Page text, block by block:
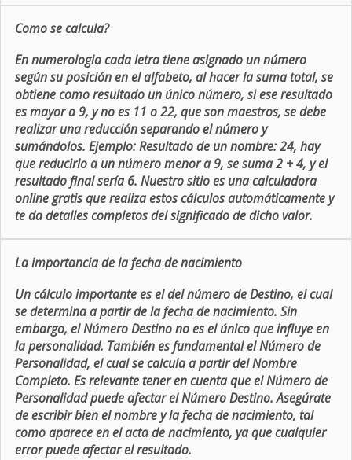
Como se calcula?
En numerologia cada letra tiene asignado un número
según su posición en el alfabeto, al hacer la suma total, se
obtiene como resultado un único número, si ese resultado
es mayor a 9, y no es 11 o 22, que son maestros, se debe
realizar una reducción separando el número y
sumándolos. Ejemplo: Resultado de un nombre: 24, hay
que reducirlo a un número menor a 9, se suma 2 + 4, y el
resultado final sería 6. Nuestro sitio es una calculadora
online gratis que realiza estos cálculos automáticamente y
te da detalles completos del significado de dicho valor.
La importancia de la fecha de nacimiento
Un cálculo importante es el del número de Destino, el cual
se determina a partir de la fecha de nacimiento. Sin
embargo, el Número Destino no es el único que influye en
la personalidad. También es fundamental el Número de
Personalidad, el cual se calcula a partir del Nombre
Completo. Es relevante tener en cuenta que el Número de
Personalidad puede afectar el Número Destino. Asegúrate
de escribir bien el nombre y la fecha de nacimiento, tal
como aparece en el acta de nacimiento, ya que cualquier
error puede afectar el resultado.